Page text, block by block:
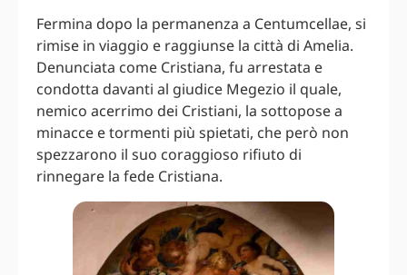
Fermina dopo la permanenza a Centumcellae, si
rimise in viaggio e raggiunse la città di Amelia.
Denunciata come Cristiana, fu arrestata e
condotta davanti al giudice Megezio il quale,
nemico acerrimo dei Cristiani, la sottopose a
minacce e tormenti più spietati, che però non
spezzarono il suo coraggioso rifiuto di
rinnegare la fede Cristiana.